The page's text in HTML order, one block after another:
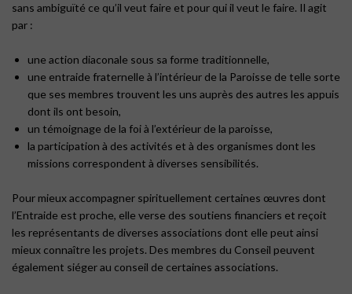
sans ambiguïté ce qu’il veut faire et pour qui il veut le faire. Il agit
par :
une action diaconale sous sa forme traditionnelle,
une entraide fraternelle à l’intérieur de la Paroisse de telle sorte
que ses membres trouvent les uns auprès des autres les appuis
dont ils ont besoin,
un témoignage de la foi à l’extérieur de la paroisse,
la participation à des activités et à des organismes dont les
missions correspondent à diverses sensibilités.
Pour mieux accompagner spirituellement certaines œuvres dont
l’Entraide est proche, elle verse des soutiens financiers et reçoit
les représentants de diverses associations dont elle peut ainsi
mieux connaître les projets. Des membres du Conseil peuvent
également siéger au conseil de certaines associations.